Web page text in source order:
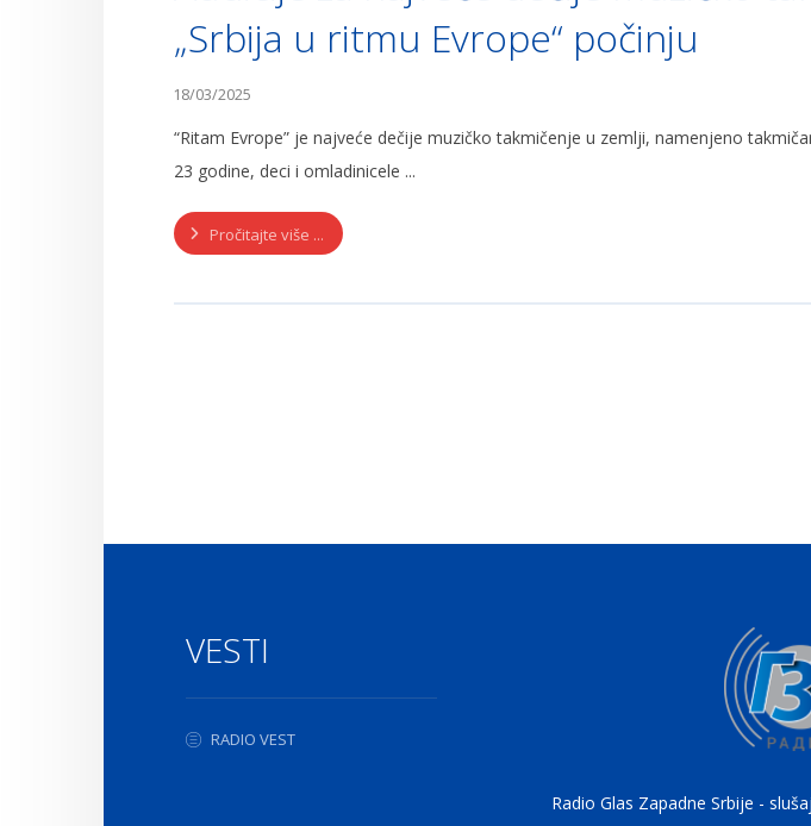
„Srbija u ritmu Evrope“ počinju
18/03/2025
“Ritam Evrope” je najveće dečije muzičko takmičenje u zemlji, namenjeno
23 godine, deci i omladinicele ...
Pročitajte više ...
VESTI
RADIO VEST
Radio Glas Zapadne Srbije -